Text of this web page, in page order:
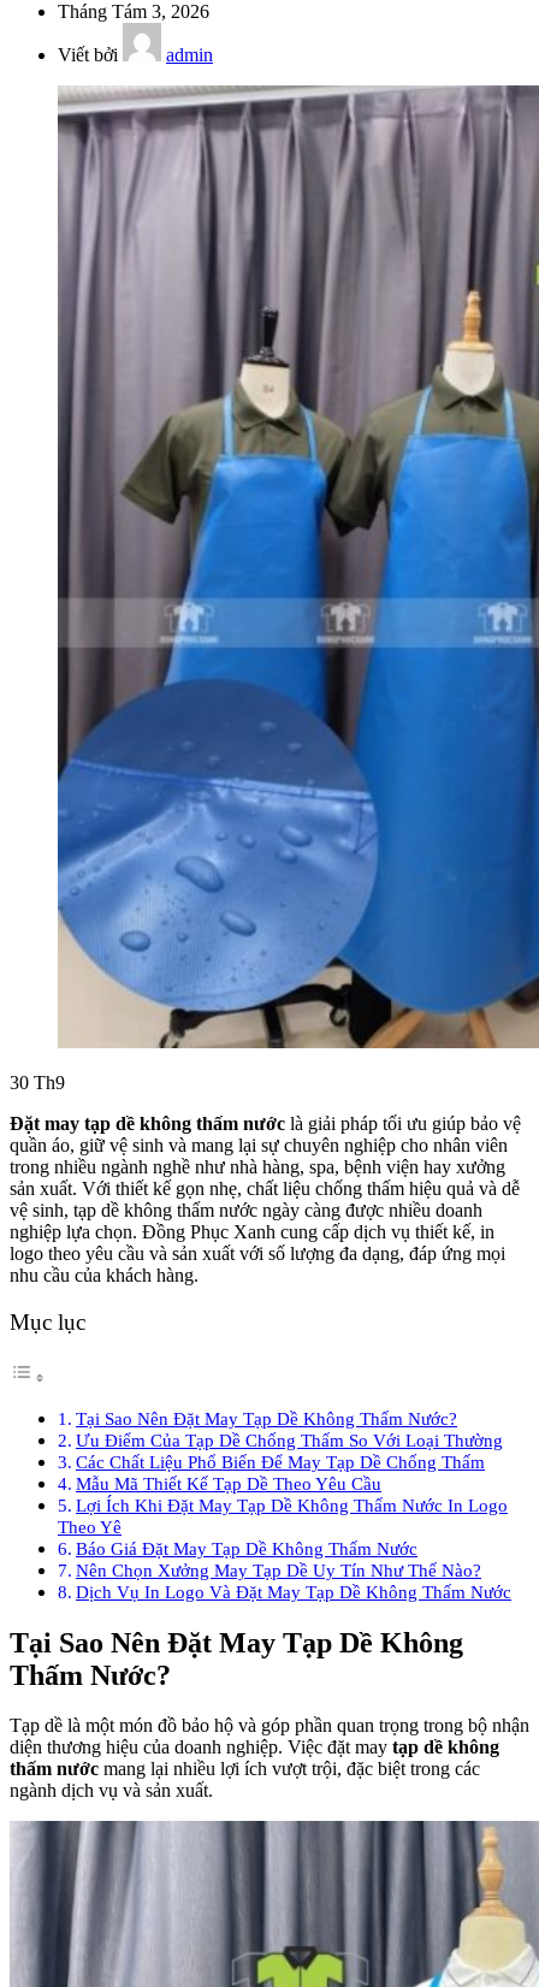
Tháng Tám 3, 2026
Viết bởi admin
30 Th9
Đặt may tạp dề không thấm nước là giải pháp tối ưu giúp bảo vệ
quần áo, giữ vệ sinh và mang lại sự chuyên nghiệp cho nhân viên
trong nhiều ngành nghề như nhà hàng, spa, bệnh viện hay xưởng
sản xuất. Với thiết kế gọn nhẹ, chất liệu chống thấm hiệu quả và dễ
vệ sinh, tạp dề không thấm nước ngày càng được nhiều doanh
nghiệp lựa chọn. Đồng Phục Xanh cung cấp dịch vụ thiết kế, in
logo theo yêu cầu và sản xuất với số lượng đa dạng, đáp ứng mọi
nhu cầu của khách hàng.
Mục lục
Tại Sao Nên Đặt May Tạp Dề Không Thấm Nước?
Ưu Điểm Của Tạp Dề Chống Thấm So Với Loại Thường
Các Chất Liệu Phổ Biến Để May Tạp Dề Chống Thấm
Mẫu Mã Thiết Kế Tạp Dề Theo Yêu Cầu
Lợi Ích Khi Đặt May Tạp Dề Không Thấm Nước In Logo
Theo Yê
Báo Giá Đặt May Tạp Dề Không Thấm Nước
Nên Chọn Xưởng May Tạp Dề Uy Tín Như Thế Nào?
Dịch Vụ In Logo Và Đặt May Tạp Dề Không Thấm Nước
Tại Sao Nên Đặt May Tạp Dề Không
Thấm Nước?
Tạp dề là một món đồ bảo hộ và góp phần quan trọng trong bộ nhận
diện thương hiệu của doanh nghiệp. Việc đặt may tạp dề không
thấm nước mang lại nhiều lợi ích vượt trội, đặc biệt trong các
ngành dịch vụ và sản xuất.